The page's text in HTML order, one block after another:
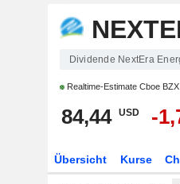
Dividende NextEra
Realtime-Estimate Cboe BZX
84,44 USD -
Übersicht Kurse